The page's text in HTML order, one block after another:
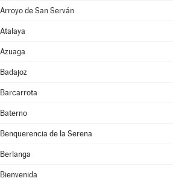
Arroyo de San Serván
Atalaya
Azuaga
Badajoz
Barcarrota
Baterno
Benquerencia de la Serena
Berlanga
Bienvenida